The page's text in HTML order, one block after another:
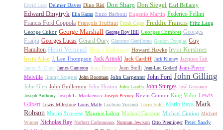
David Lean Delmer Daves Dino Risi Don Sharp Don Siegel Earl Bellamy
Edward Dmytryk Elia Kazan Enzo Barboni Eugenio Martín Federico Fellini
Francis Ford Coppola François Truffaut Frank Capra Freddie Francis Fritz Lang
George Cukor George Marshall George Roy Hill Georges Combret Georges
Franju Georges Lucas Gérard Oury Giacomo Gentilomo Gordon Douglas Guy
Hamilton Henri Verneuil Henry Hathaway Howard Hawks Irvin Kershner
Irwin Allen J. Lee Thompson Jack Arnold Jack Cardiff Jack Kinney Jacques Tati
James B. Clark James Cameron Jean Renoir Jean Stelli Jean-Luc Godard Jean-Pierre
Melville Jimmy Sangster John Boorman John Carpenter John Ford John Gilling
John Glen John Guillermin John Huston John Landis John Sturges José Giovanni
Joseph Anthony Joseph L. Mankiewicz Joseph Pevney Kevin Connor King Vidor Lewis
Gilbert Lewis Milestone Louis Malle Luchino Visconti Lucio Fulci Mario Bava Mark
Robson Martin Scorsese Maurice Labro Michael Carreras Michael Cimino Michael
Winner Nicholas Ray Norbert Carbonnaux Norman Jewison Otto Preminger Peter Sasdy